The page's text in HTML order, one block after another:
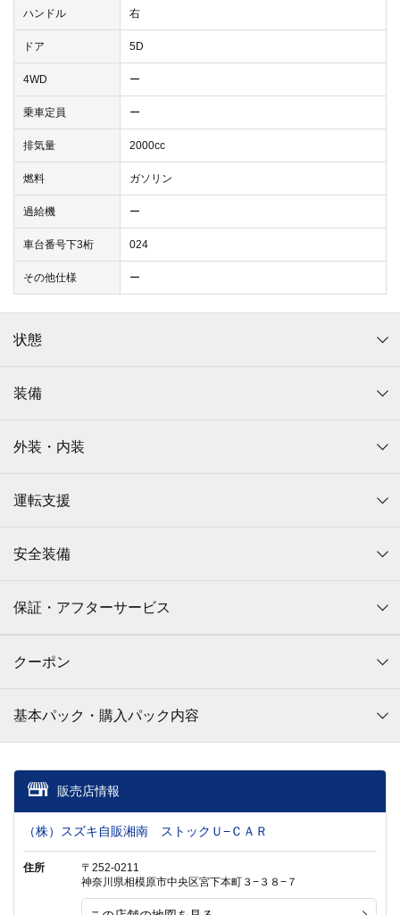
ハンドル 右
ドア 5D
4WD ー
乗車定員 ー
排気量 2000cc
燃料 ガソリン
過給機 ー
車台番号下3桁 024
その他仕様 ー
状態
装備
外装・内装
運転支援
安全装備
保証・アフターサービス
クーポン
基本パック・購入パック内容
販売店情報
（株）スズキ自販湘南 ストックＵ−ＣＡＲ
住所
〒252-0211
神奈川県相模原市中央区宮下本町３−３８−７